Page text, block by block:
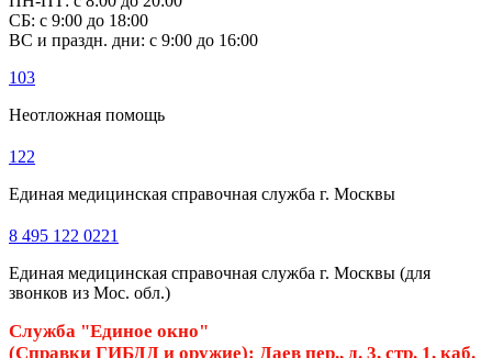
СБ: с 9:00 до 18:00
ВС и праздн. дни: с 9:00 до 16:00
103
Неотложная помощь
122
Единая медицинская справочная служба г. Москвы
8 495 122 0221
Единая медицинская справочная служба г. Москвы (для
звонков из Мос. обл.)
Служба "Единое окно"
(Справки ГИБДД и оружие): Даев пер., д. 3, стр. 1, каб.